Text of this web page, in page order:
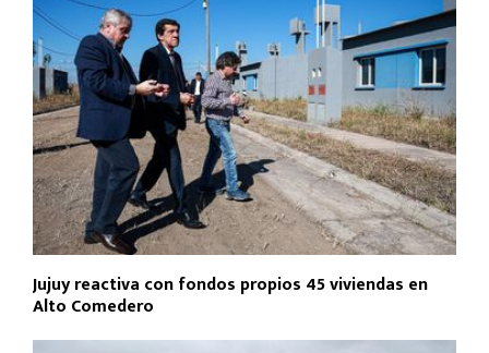
Jujuy reactiva con fondos propios 45 viviendas en
Alto Comedero